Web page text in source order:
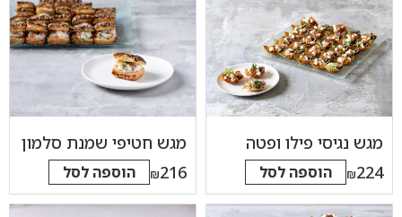
מגש נגיסי פילו ופטה
224
₪ הוספה לסל
מגש חטיפי שמנת סלמון
216
₪ הוספה לסל